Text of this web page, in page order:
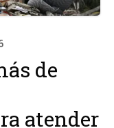
de
atender